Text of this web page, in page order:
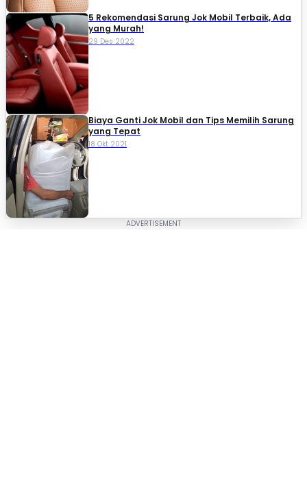
5 Rekomendasi Sarung Jok Mobil Terbaik, Ada
yang Murah!
29 Des 2022
Biaya Ganti Jok Mobil dan Tips Memilih Sarung
yang Tepat
18 Okt 2021